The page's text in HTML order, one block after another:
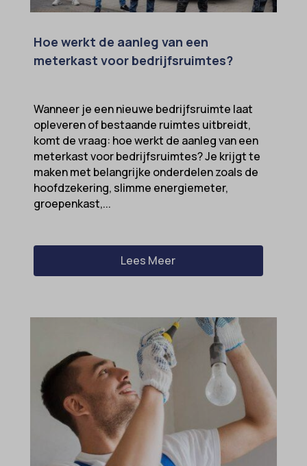
Hoe werkt de aanleg van een
meterkast voor bedrijfsruimtes?
Wanneer je een nieuwe bedrijfsruimte laat
opleveren of bestaande ruimtes uitbreidt,
komt de vraag: hoe werkt de aanleg van een
meterkast voor bedrijfsruimtes? Je krijgt te
maken met belangrijke onderdelen zoals de
hoofdzekering, slimme energiemeter,
groepenkast,...
Lees Meer
timezone
wordpress_test_cookie
wp-settings-time-*
wpl_viewed_cookie
cookies_accepted
et-saved-post*
et-saving-post-*
euCookie
ext_name
marketing_cookies
MicrosoftApplicationsTelemetryDeviceId
MicrosoftApplicationsTelemetryFirstLaunchTime
OptanonAlertBoxClosed